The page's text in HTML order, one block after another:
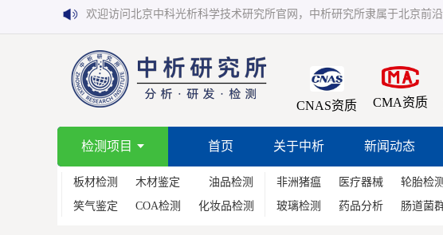
欢迎访问北京中科光析科学技术研究所官网，中析研究所隶属于北京前沿
CNAS资质 CMA资质
检测项目 首页 关于中析 新闻动态
板材检测 木材鉴定
油品检测
笑气鉴定
COA检测 化妆品检测
非洲猪瘟 医疗器械
轮胎检测
玻璃检测
药品分析 肠道菌